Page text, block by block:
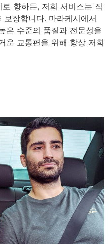
향하든, 저희 서비스는 직
장합니다. 마라케시에서
은 수준의 품질과 전문성을
운 교통편을 위해 항상 저희